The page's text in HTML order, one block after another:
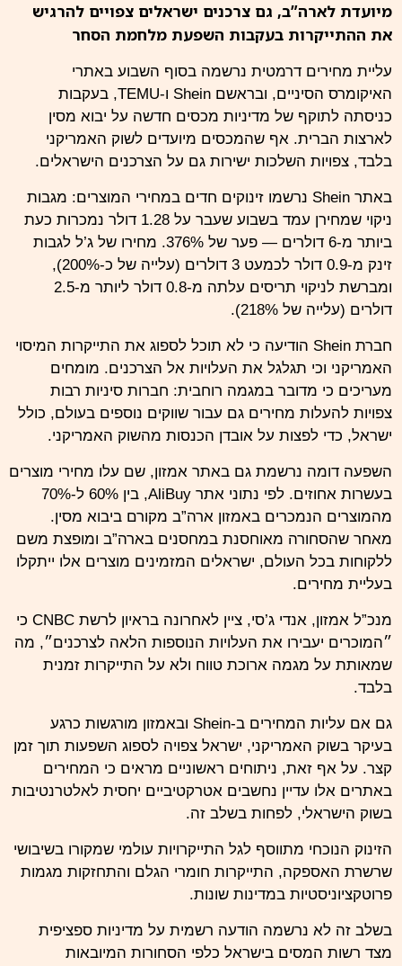
מיועדת לארה”ב, גם צרכנים ישראלים צפויים להרגיש
את ההתייקרות בעקבות השפעת מלחמת הסחר
עליית מחירים דרמטית נרשמה בסוף השבוע באתרי
האיקומרס הסיניים, ובראשם Shein ו-TEMU, בעקבות
כניסתה לתוקף של מדיניות מכסים חדשה על יבוא מסין
לארצות הברית. אף שהמכסים מיועדים לשוק האמריקני
בלבד, צפויות השלכות ישירות גם על הצרכנים הישראלים.
באתר Shein נרשמו זינוקים חדים במחירי המוצרים: מגבות
ניקוי שמחירן עמד בשבוע שעבר על 1.28 דולר נמכרות כעת
ביותר מ-6 דולרים — פער של 376%. מחירו של ג’ל לגבות
זינק מ-0.9 דולר לכמעט 3 דולרים (עלייה של כ-200%),
ומברשת לניקוי תריסים עלתה מ-0.8 דולר ליותר מ-2.5
דולרים (עלייה של 218%).
חברת Shein הודיעה כי לא תוכל לספוג את התייקרות המיסוי
האמריקני וכי תגלגל את העלויות אל הצרכנים. מומחים
מעריכים כי מדובר במגמה רוחבית: חברות סיניות רבות
צפויות להעלות מחירים גם עבור שווקים נוספים בעולם, כולל
ישראל, כדי לפצות על אובדן הכנסות מהשוק האמריקני.
השפעה דומה נרשמת גם באתר אמזון, שם עלו מחירי מוצרים
בעשרות אחוזים. לפי נתוני אתר AliBuy, בין 60% ל-70%
מהמוצרים הנמכרים באמזון ארה”ב מקורם ביבוא מסין.
מאחר שהסחורה מאוחסנת במחסנים בארה”ב ומופצת משם
ללקוחות בכל העולם, ישראלים המזמינים מוצרים אלו ייתקלו
בעליית מחירים.
מנכ”ל אמזון, אנדי ג’סי, ציין לאחרונה בראיון לרשת CNBC כי
״המוכרים יעבירו את העלויות הנוספות הלאה לצרכנים״, מה
שמאותת על מגמה ארוכת טווח ולא על התייקרות זמנית
בלבד.
גם אם עליות המחירים ב-Shein ובאמזון מורגשות כרגע
בעיקר בשוק האמריקני, ישראל צפויה לספוג השפעות תוך זמן
קצר. על אף זאת, ניתוחים ראשוניים מראים כי המחירים
באתרים אלו עדיין נחשבים אטרקטיביים יחסית לאלטרנטיבות
בשוק הישראלי, לפחות בשלב זה.
הזינוק הנוכחי מתווסף לגל התייקרויות עולמי שמקורו בשיבושי
שרשרת האספקה, התייקרות חומרי הגלם והתחזקות מגמות
פרוטקציוניסטיות במדינות שונות.
בשלב זה לא נרשמה הודעה רשמית על מדיניות ספציפית
מצד רשות המסים בישראל כלפי הסחורות המיובאות